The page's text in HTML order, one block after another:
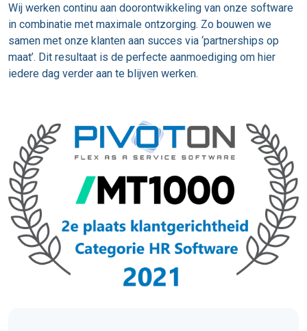
Wij werken continu aan doorontwikkeling van onze software
in combinatie met maximale ontzorging. Zo bouwen we
samen met onze klanten aan succes via ‘partnerships op
maat’. Dit resultaat is de perfecte aanmoediging om hier
iedere dag verder aan te blijven werken.